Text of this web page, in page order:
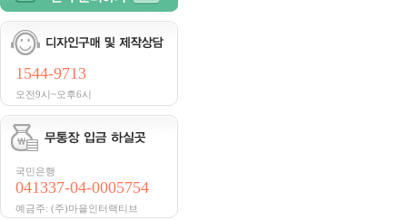
1544-9713
오전9시~오후6시
국민은행
041337-04-0005754
예금주: (주)마을인터랙티브